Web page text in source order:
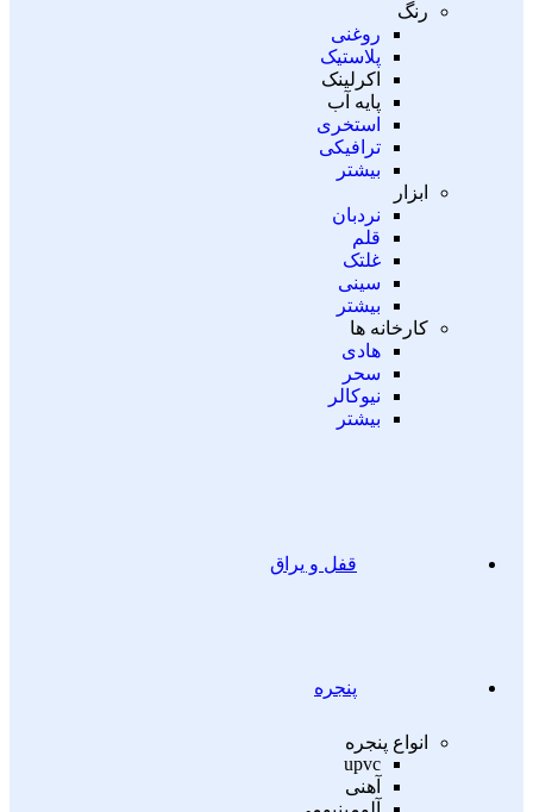
رنگ
روغنی
پلاستیک
اکرلینک
پایه آب
استخری
ترافیکی
بیشتر
ابزار
نردبان
قلم
غلتک
سینی
بیشتر
کارخانه ها
هادی
سحر
نیوکالر
بیشتر
قفل و یراق
پنجره
انواع پنجره
upvc
آهنی